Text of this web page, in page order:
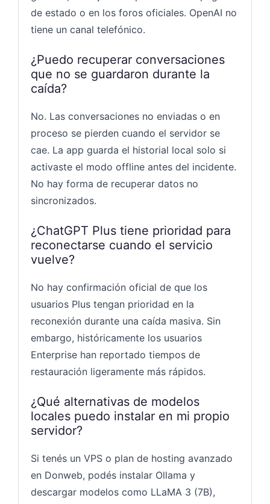
de estado o en los foros oficiales. OpenAI no
tiene un canal telefónico.
¿Puedo recuperar conversaciones
que no se guardaron durante la
caída?
No. Las conversaciones no enviadas o en
proceso se pierden cuando el servidor se
cae. La app guarda el historial local solo si
activaste el modo offline antes del incidente.
No hay forma de recuperar datos no
sincronizados.
¿ChatGPT Plus tiene prioridad para
reconectarse cuando el servicio
vuelve?
No hay confirmación oficial de que los
usuarios Plus tengan prioridad en la
reconexión durante una caída masiva. Sin
embargo, históricamente los usuarios
Enterprise han reportado tiempos de
restauración ligeramente más rápidos.
¿Qué alternativas de modelos
locales puedo instalar en mi propio
servidor?
Si tenés un VPS o plan de hosting avanzado
en Donweb, podés instalar Ollama y
descargar modelos como LLaMA 3 (7B),